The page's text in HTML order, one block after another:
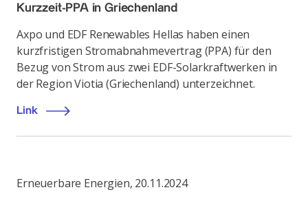
Kurzzeit-PPA in Griechenland
Axpo und EDF Renewables Hellas haben einen
kurzfristigen Stromabnahmevertrag (PPA) für den
Bezug von Strom aus zwei EDF-Solarkraftwerken in
der Region Viotia (Griechenland) unterzeichnet.
Link
Erneuerbare Energien, 20.11.2024